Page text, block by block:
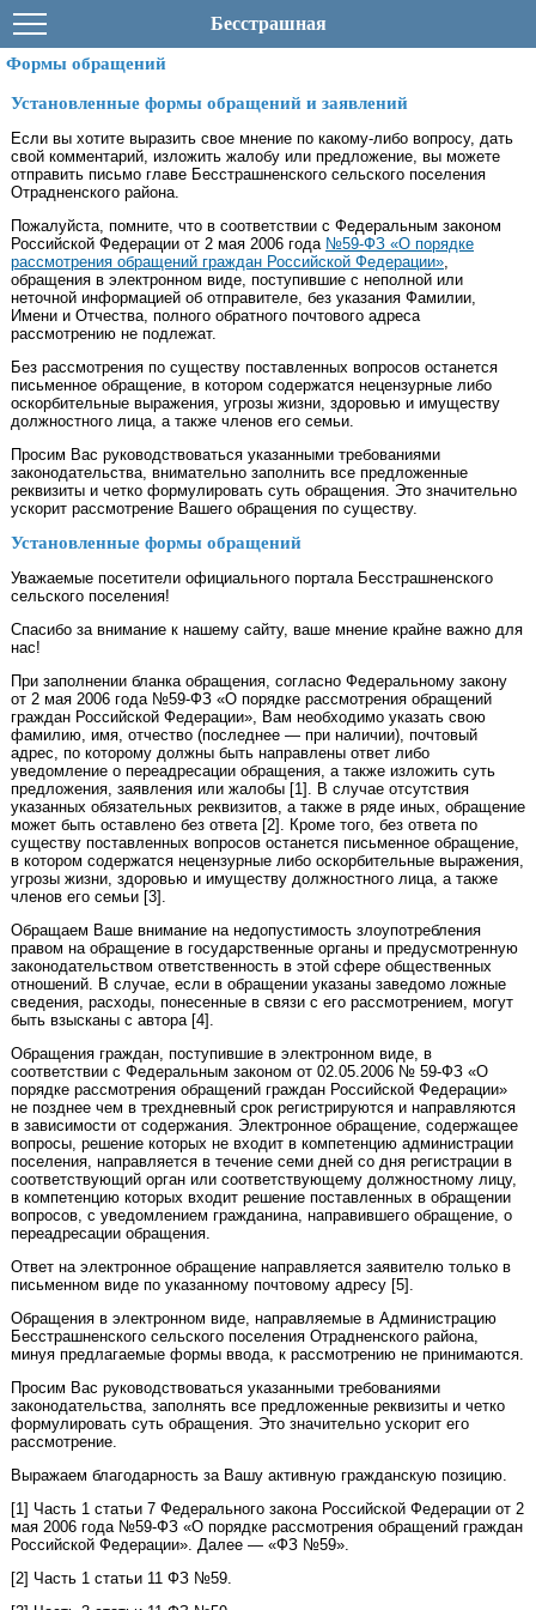
Бесстрашная
Формы обращений
Установленные формы обращений и заявлений
Если вы хотите выразить свое мнение по какому-либо вопросу, дать
свой комментарий, изложить жалобу или предложение, вы можете
отправить письмо главе Бесстрашненского сельского поселения
Отрадненского района.
Пожалуйста, помните, что в соответствии с Федеральным законом
Российской Федерации от 2 мая 2006 года №59-ФЗ «О порядке
рассмотрения обращений граждан Российской Федерации»,
обращения в электронном виде, поступившие с неполной или
неточной информацией об отправителе, без указания Фамилии,
Имени и Отчества, полного обратного почтового адреса
рассмотрению не подлежат.
Без рассмотрения по существу поставленных вопросов останется
письменное обращение, в котором содержатся нецензурные либо
оскорбительные выражения, угрозы жизни, здоровью и имуществу
должностного лица, а также членов его семьи.
Просим Вас руководствоваться указанными требованиями
законодательства, внимательно заполнить все предложенные
реквизиты и четко формулировать суть обращения. Это значительно
ускорит рассмотрение Вашего обращения по существу.
Установленные формы обращений
Уважаемые посетители официального портала Бесстрашненского
сельского поселения!
Спасибо за внимание к нашему сайту, ваше мнение крайне важно для
нас!
При заполнении бланка обращения, согласно Федеральному закону
от 2 мая 2006 года №59-ФЗ «О порядке рассмотрения обращений
граждан Российской Федерации», Вам необходимо указать свою
фамилию, имя, отчество (последнее — при наличии), почтовый
адрес, по которому должны быть направлены ответ либо
уведомление о переадресации обращения, а также изложить суть
предложения, заявления или жалобы [1]. В случае отсутствия
указанных обязательных реквизитов, а также в ряде иных, обращение
может быть оставлено без ответа [2]. Кроме того, без ответа по
существу поставленных вопросов останется письменное обращение,
в котором содержатся нецензурные либо оскорбительные выражения,
угрозы жизни, здоровью и имуществу должностного лица, а также
членов его семьи [3].
Обращаем Ваше внимание на недопустимость злоупотребления
правом на обращение в государственные органы и предусмотренную
законодательством ответственность в этой сфере общественных
отношений. В случае, если в обращении указаны заведомо ложные
сведения, расходы, понесенные в связи с его рассмотрением, могут
быть взысканы с автора [4].
Обращения граждан, поступившие в электронном виде, в
соответствии с Федеральным законом от 02.05.2006 № 59-ФЗ «О
порядке рассмотрения обращений граждан Российской Федерации»
не позднее чем в трехдневный срок регистрируются и направляются
в зависимости от содержания. Электронное обращение, содержащее
вопросы, решение которых не входит в компетенцию администрации
поселения, направляется в течение семи дней со дня регистрации в
соответствующий орган или соответствующему должностному лицу,
в компетенцию которых входит решение поставленных в обращении
вопросов, с уведомлением гражданина, направившего обращение, о
переадресации обращения.
Ответ на электронное обращение направляется заявителю только в
письменном виде по указанному почтовому адресу [5].
Обращения в электронном виде, направляемые в Администрацию
Бесстрашненского сельского поселения Отрадненского района,
минуя предлагаемые формы ввода, к рассмотрению не принимаются.
Просим Вас руководствоваться указанными требованиями
законодательства, заполнять все предложенные реквизиты и четко
формулировать суть обращения. Это значительно ускорит его
рассмотрение.
Выражаем благодарность за Вашу активную гражданскую позицию.
[1] Часть 1 статьи 7 Федерального закона Российской Федерации от 2
мая 2006 года №59-ФЗ «О порядке рассмотрения обращений граждан
Российской Федерации». Далее — «ФЗ №59».
[2] Часть 1 статьи 11 ФЗ №59.